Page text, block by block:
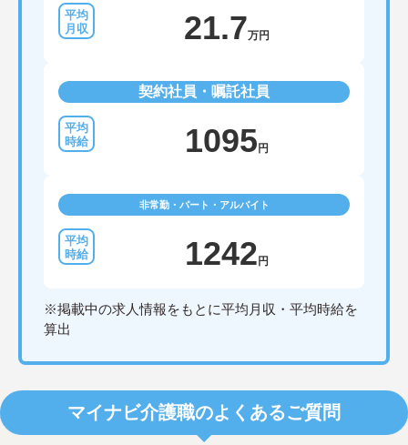
21.7万円
契約社員・嘱託社員
1095 円
非常勤・パート・アルバイト
1242 円
※掲載中の求人情報をもとに平均月収・平均時給を
算出
マイナビ介護職のよくあるご質問